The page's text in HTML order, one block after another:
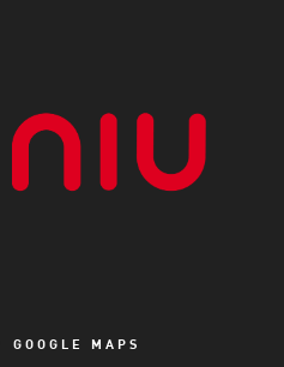
GOOGLE MAPS